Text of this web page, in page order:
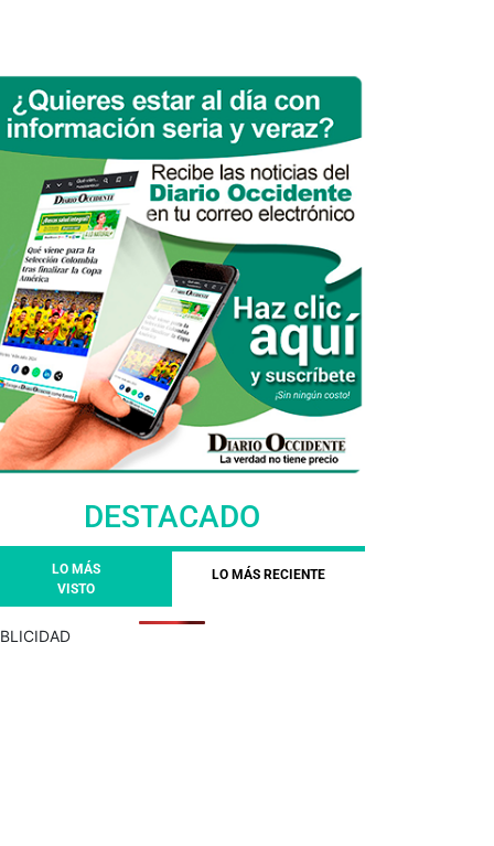
DESTACADO
LO MÁS
VISTO
LO MÁS RECIENTE